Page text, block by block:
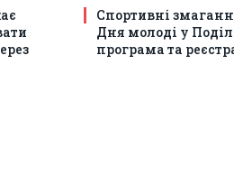
Спортивні
Дня молоді у
програма та